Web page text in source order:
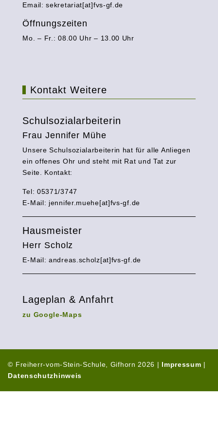
Email: sekretariat[at]fvs-gf.de
Öffnungszeiten
Mo. – Fr.: 08.00 Uhr – 13.00 Uhr
Kontakt Weitere
Schulsozialarbeiterin
Frau Jennifer Mühe
Unsere Schulsozialarbeiterin hat für alle Anliegen
ein offenes Ohr und steht mit Rat und Tat zur
Seite. Kontakt:
Tel: 05371/3747
E-Mail: jennifer.muehe[at]fvs-gf.de
Hausmeister
Herr Scholz
E-Mail: andreas.scholz[at]fvs-gf.de
Lageplan & Anfahrt
zu Google-Maps
© Freiherr-vom-Stein-Schule, Gifhorn 2026 | Impressum |
Datenschutzhinweis